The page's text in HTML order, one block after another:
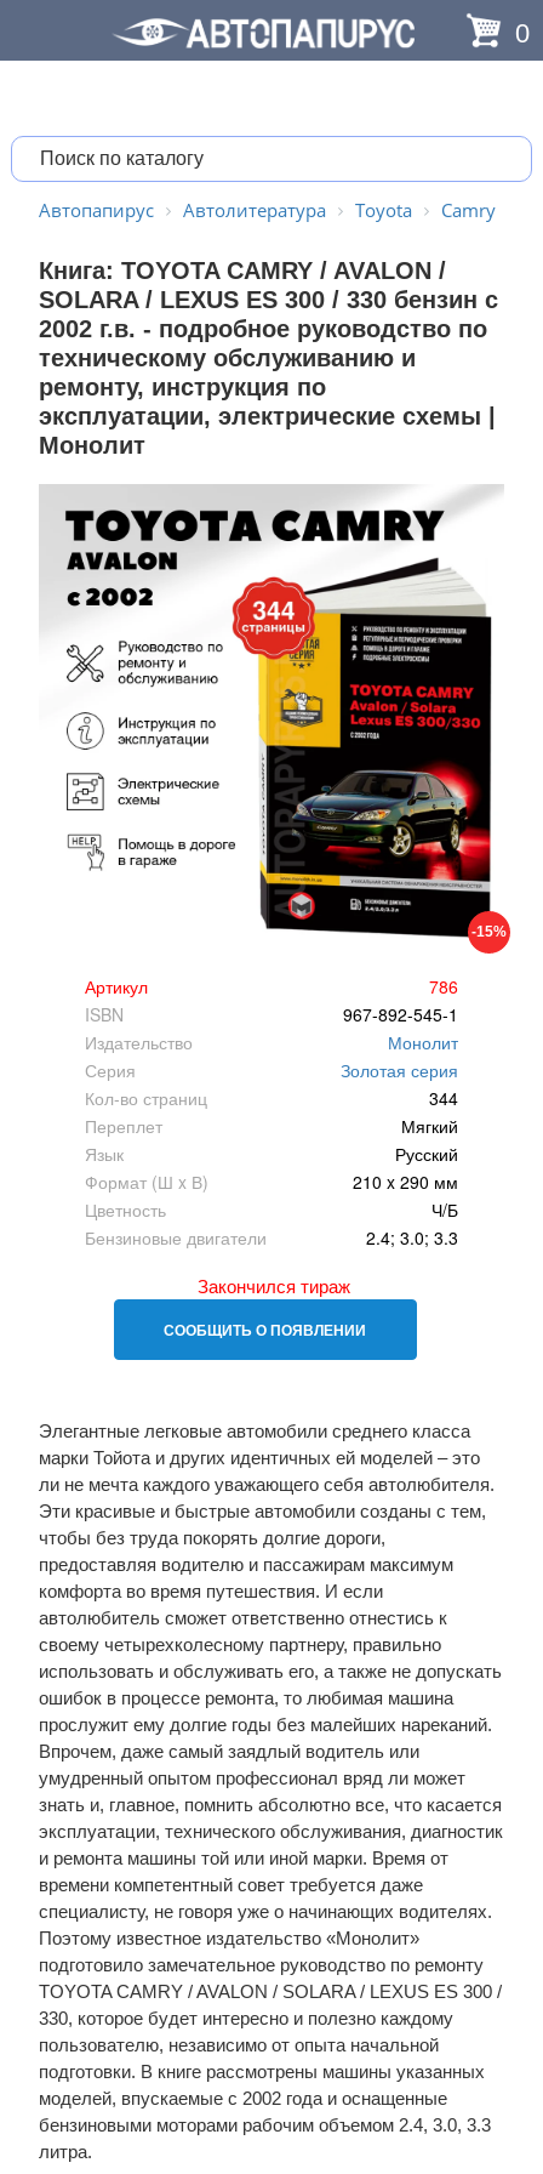
0
Автопапирус Автолитература Toyota Camry
Книга: TOYOTA CAMRY / AVALON /
SOLARA / LEXUS ES 300 / 330 бензин с
2002 г.в. - подробное руководство по
техническому обслуживанию и
ремонту, инструкция по
эксплуатации, электрические схемы |
Монолит
-15%
Артикул
786
ISBN
967-892-545-1
Издательство
Монолит
Серия
Золотая серия
Кол-во страниц
344
Переплет
Мягкий
Язык
Русский
Формат (Ш x В)
210 x 290 мм
Цветность
Ч/Б
Бензиновые двигатели
2.4; 3.0; 3.3
Закончился тираж
СООБЩИТЬ О ПОЯВЛЕНИИ
Элегантные легковые автомобили среднего класса
марки Тойота и других идентичных ей моделей – это
ли не мечта каждого уважающего себя автолюбителя.
Эти красивые и быстрые автомобили созданы с тем,
чтобы без труда покорять долгие дороги,
предоставляя водителю и пассажирам максимум
комфорта во время путешествия. И если
автолюбитель сможет ответственно отнестись к
своему четырехколесному партнеру, правильно
использовать и обслуживать его, а также не допускать
ошибок в процессе ремонта, то любимая машина
прослужит ему долгие годы без малейших нареканий.
Впрочем, даже самый заядлый водитель или
умудренный опытом профессионал вряд ли может
знать и, главное, помнить абсолютно все, что касается
эксплуатации, технического обслуживания, диагностик
и ремонта машины той или иной марки. Время от
времени компетентный совет требуется даже
специалисту, не говоря уже о начинающих водителях.
Поэтому известное издательство «Монолит»
подготовило замечательное руководство по ремонту
TOYOTA CAMRY / AVALON / SOLARA / LEXUS ES 300 /
330, которое будет интересно и полезно каждому
пользователю, независимо от опыта начальной
подготовки. В книге рассмотрены машины указанных
моделей, впускаемые с 2002 года и оснащенные
бензиновыми моторами рабочим объемом 2.4, 3.0, 3.3
литра.